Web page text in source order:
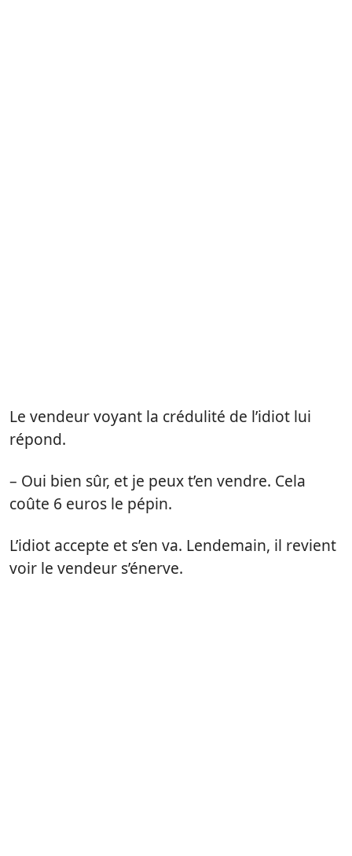
Le vendeur voyant la crédulité de l’idiot lui
répond.
– Oui bien sûr, et je peux t’en vendre. Cela
coûte 6 euros le pépin.
L’idiot accepte et s’en va. Lendemain, il revient
voir le vendeur s’énerve.